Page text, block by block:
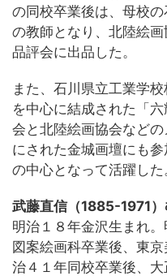
の同校卒業後は、母校
の教師となり、北陸絵
品評会に出品した。
また、石川県立工業学
を中心に結成された「
会と北陸絵画協会など
にされた金城画壇にも
の中心となって活躍した
武藤直信（1885-1971
明治１８年金沢生まれ
図案絵画科卒業後、東
治４１年同校卒業後、